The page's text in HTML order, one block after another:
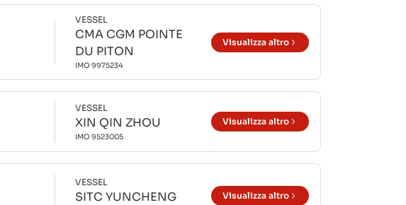
VESSEL
CMA CGM POINTE
DU PITON
IMO 9975234
Visualizza altro
VESSEL
XIN QIN ZHOU
IMO 9523005
Visualizza altro
VESSEL
SITC YUNCHENG Visualizza altro